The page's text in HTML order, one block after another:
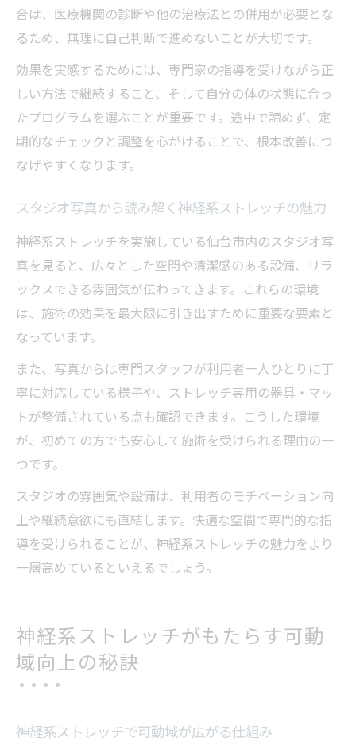
合は、医療機関の診断や他の治療法との併用が必要とな
るため、無理に自己判断で進めないことが大切です。
効果を実感するためには、専門家の指導を受けながら正
しい方法で継続すること、そして自分の体の状態に合っ
たプログラムを選ぶことが重要です。途中で諦めず、定
期的なチェックと調整を心がけることで、根本改善につ
なげやすくなります。
スタジオ写真から読み解く神経系ストレッチの魅力
神経系ストレッチを実施している仙台市内のスタジオ写
真を見ると、広々とした空間や清潔感のある設備、リラ
ックスできる雰囲気が伝わってきます。これらの環境
は、施術の効果を最大限に引き出すために重要な要素と
なっています。
また、写真からは専門スタッフが利用者一人ひとりに丁
寧に対応している様子や、ストレッチ専用の器具・マッ
トが整備されている点も確認できます。こうした環境
が、初めての方でも安心して施術を受けられる理由の一
つです。
スタジオの雰囲気や設備は、利用者のモチベーション向
上や継続意欲にも直結します。快適な空間で専門的な指
導を受けられることが、神経系ストレッチの魅力をより
一層高めているといえるでしょう。
神経系ストレッチがもたらす可動
域向上の秘訣
神経系ストレッチで可動域が広がる仕組み